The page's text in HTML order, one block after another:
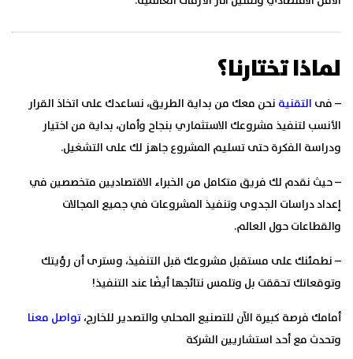
لماذا تختارنا؟
–فى التقنية نحن معك من بداية الطريق، نساعدك على اتخاذ القرار
الأنسب لتنفيذ مشروعك الاستثماري بنجاح وأمان، بداية من اختيار
ودراسة الفكرة حتى تسليم المشروع جاهز لك على التشغيل.
–حيث نقدم لك فريق متكامل من الخبراء الاقتصاديين متخصصين في
إعداد دراسات الجدوى وتنفيذ المشروعات في جميع المجالات
والقطاعات حول العالم.
–نطمئنك على مستقبل مشروعك قبل التنفيذ، وسترى أن رؤيتك
وتوقعاتك تحققت بل وتلمس نتائجها أيضًا عند التنفيذ!
أمامك فرصة كبيرة الآن للتصنيع المحلي والتصدير للخارج،تواصل معنا
وتحدث مع أحد استشاريين الشركة